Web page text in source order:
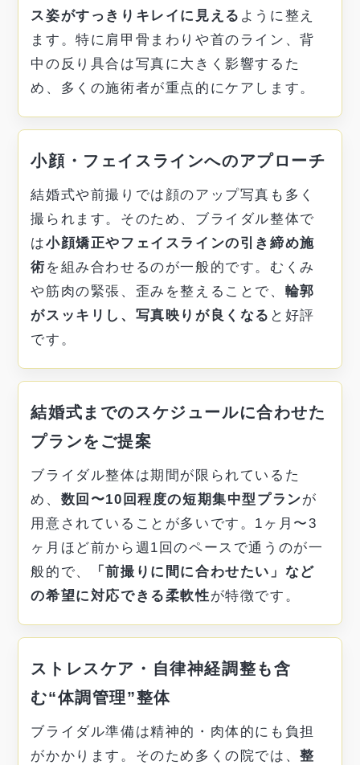
ス姿がすっきりキレイに見える ように整え
ます。特に肩甲骨まわりや首のライン、背
中の反り具合は写真に大きく影響するた
め、多くの施術者が重点的にケアします。
小顔・フェイスラインへのアプローチ
結婚式や前撮りでは顔のアップ写真も多く
撮られます。そのため、ブライダル整体で
は小顔矯正やフェイスラインの引き締め施
術を組み合わせるのが一般的です。むくみ
や筋肉の緊張、歪みを整えることで、 輪郭
がスッキリし、写真映りが良くなる と好評
です。
結婚式までのスケジュールに合わせた
プランをご提案
ブライダル整体は期間が限られているた
め、 数回〜10回程度の短期集中型プランが
用意されていることが多いです。1ヶ月〜3
ヶ月ほど前から週1回のペースで通うのが一
般的で、
「前撮りに間に合わせたい」など
の希望に対応できる柔軟性が特徴です。
ストレスケア・自律神経調整も含
む“体調管理”整体
ブライダル準備は精神的・肉体的にも負担
がかかります。そのため多くの院では、整